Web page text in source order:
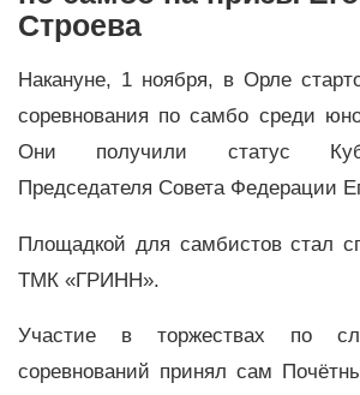
Строева
Накануне, 1 ноября, в Орле
соревнования по самбо среди
Они получили статус
Председателя Совета Федерации
Площадкой для самбистов стал
ТМК «ГРИНН».
Участие в торжествах по
соревнований принял сам